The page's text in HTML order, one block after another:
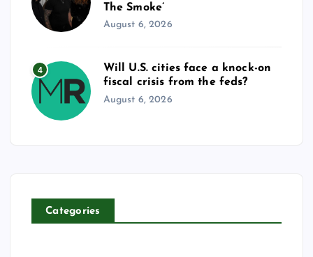
The Smoke’
August 6, 2026
4
Will U.S. cities face a knock-on
fiscal crisis from the feds?
August 6, 2026
Categories